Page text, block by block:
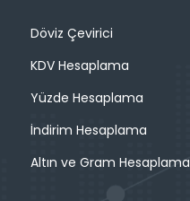
Döviz Çevirici
KDV Hesaplama
Yüzde Hesaplama
İndirim Hesaplama
Altın ve Gram Hesaplama